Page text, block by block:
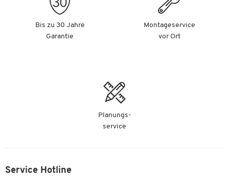
Bis zu 30 Jahre
Garantie
Montageservice
vor Ort
Planungs-
service
Service Hotline